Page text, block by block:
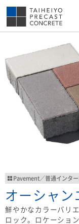
Pavement／普通インタ
オーシャン
鮮やかなカラーバリ
ロック。ロケーショ